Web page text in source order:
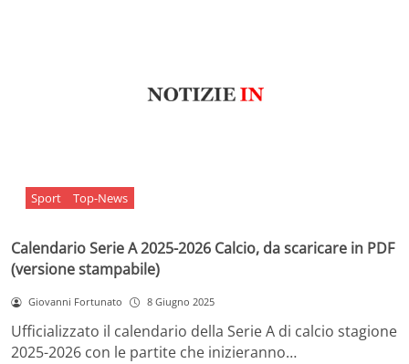
Sport Top-News
Calendario Serie A 2025-2026 Calcio, da scaricare in PDF
(versione stampabile)
Giovanni Fortunato 8 Giugno 2025
Ufficializzato il calendario della Serie A di calcio stagione
2025-2026 con le partite che inizieranno…